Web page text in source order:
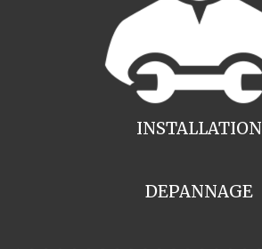
INSTALLATION
DEPANNAGE